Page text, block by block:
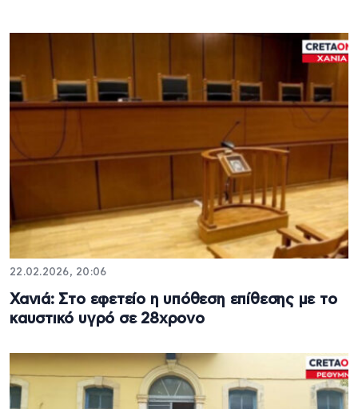
22.02.2026, 20:06
Χανιά: Στο εφετείο η υπόθεση επίθεσης με το
καυστικό υγρό σε 28χρονο